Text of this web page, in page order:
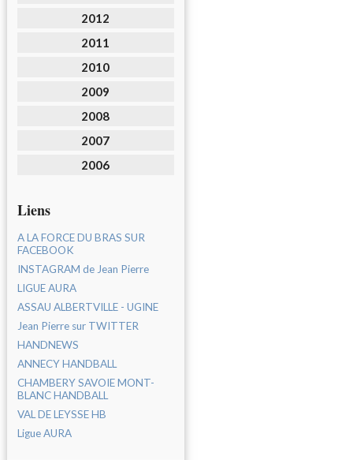
2012
2011
2010
2009
2008
2007
2006
Liens
A LA FORCE DU BRAS SUR
FACEBOOK
INSTAGRAM de Jean Pierre
LIGUE AURA
ASSAU ALBERTVILLE - UGINE
Jean Pierre sur TWITTER
HANDNEWS
ANNECY HANDBALL
CHAMBERY SAVOIE MONT-
BLANC HANDBALL
VAL DE LEYSSE HB
Ligue AURA